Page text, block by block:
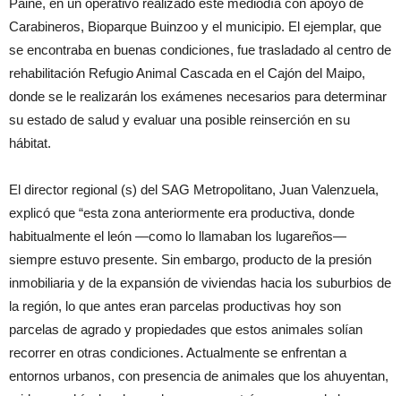
Paine, en un operativo realizado este mediodía con apoyo de
Carabineros, Bioparque Buinzoo y el municipio. El ejemplar, que
se encontraba en buenas condiciones, fue trasladado al centro de
rehabilitación Refugio Animal Cascada en el Cajón del Maipo,
donde se le realizarán los exámenes necesarios para determinar
su estado de salud y evaluar una posible reinserción en su
hábitat.
El director regional (s) del SAG Metropolitano, Juan Valenzuela,
explicó que “esta zona anteriormente era productiva, donde
habitualmente el león —como lo llamaban los lugareños—
siempre estuvo presente. Sin embargo, producto de la presión
inmobiliaria y de la expansión de viviendas hacia los suburbios de
la región, lo que antes eran parcelas productivas hoy son
parcelas de agrado y propiedades que estos animales solían
recorrer en otras condiciones. Actualmente se enfrentan a
entornos urbanos, con presencia de animales que los ahuyentan,